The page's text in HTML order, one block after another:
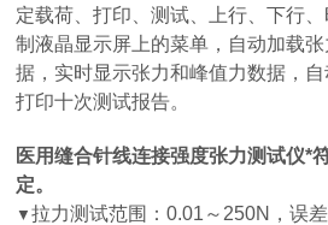
定载荷、打印、测试、上行、下行
制液晶显示屏上的菜单，自动加载
据，实时显示张力和峰值力数据，
打印十次测试报告。
医用缝合针线连接强度张力测试仪*
定。
▼拉力测试范围：0.01～250N，误